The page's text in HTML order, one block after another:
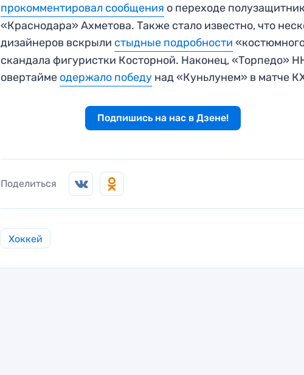
прокомментировал сообщения о переходе
«Краснодара» Ахметова. Также стало известно, что
дизайнеров вскрыли стыдные подробности
скандала фигуристки Косторной. Наконец, «Торпедо»
овертайме одержало победу над «Куньлунем» в матче
Подпишись на нас в Дзене!
Поделиться
Хоккей